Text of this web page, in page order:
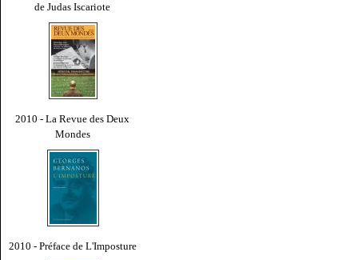
de Judas Iscariote
2010 - La Revue des Deux
Mondes
2010 - Préface de L'Imposture